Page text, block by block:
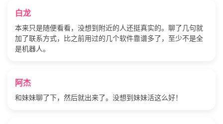
白龙
本来只是随便看看，没想到附近的人还挺真实的。聊了几句就
加了联系方式，比之前用过的几个软件靠谱多了，至少不是全
是机器人。
阿杰
和妹妹聊了下，然后就出来了。没想到妹妹活这么好！